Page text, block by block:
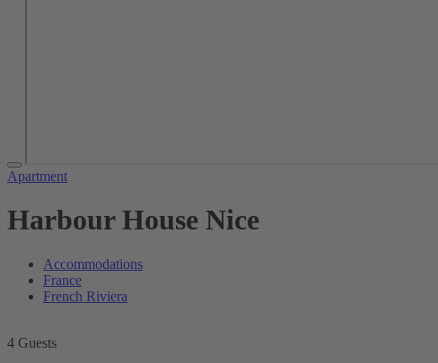
Apartment
Harbour House Nice
Accommodations
France
French Riviera
4 Guests